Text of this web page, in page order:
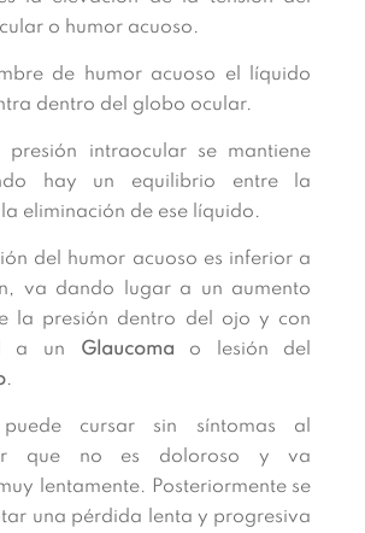
o humor acuoso.
de humor acuoso el líquido
dentro del globo ocular.
presión intraocular se mantiene
hay un equilibrio entre la
eliminación de ese líquido.
del humor acuoso es inferior a
va dando lugar a un aumento
la presión dentro del ojo y con
a un Glaucoma o lesión del
.
cursar sin síntomas al
que no es doloroso y va
lentamente. Posteriormente se
una pérdida lenta y progresiva